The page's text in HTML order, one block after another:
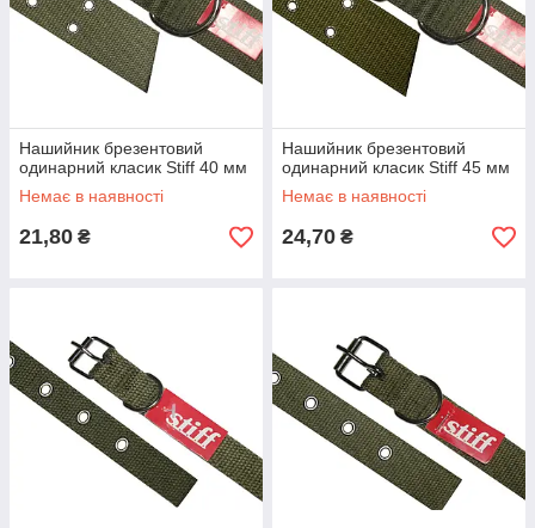
Нашийник брезентовий
одинарний класик Stiff 40 мм
Немає в наявності
21,80 ₴
Нашийник брезентовий
одинарний класик Stiff 45 мм
Немає в наявності
24,70 ₴